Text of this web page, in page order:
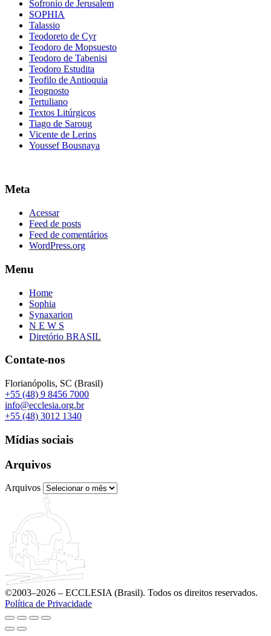
Sofronio de Jerusalem
SOPHIA
Talassio
Teodoreto de Cyr
Teodoro de Mopsuesto
Teodoro de Tabenisi
Teodoro Estudita
Teofilo de Antioquia
Teognosto
Tertuliano
Textos Litúrgicos
Tiago de Saroug
Vicente de Lerins
Youssef Bousnaya
Meta
Acessar
Feed de posts
Feed de comentários
WordPress.org
Menu
Home
Sophia
Synaxarion
N E W S
Diretório BRASIL
Contate-nos
Florianópolis, SC (Brasil)
+55 (48) 9 8456 7000
info@ecclesia.org.br
+55 (48) 3012 1340
Mídias sociais
Arquivos
Arquivos
©2003–2026 – ECCLESIA (Brasil). Todos os direitos reservados.
Política de Privacidade